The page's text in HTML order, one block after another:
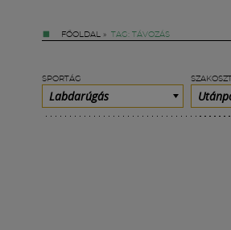
FŐOLDAL » TAG: TÁVOZÁS
SPORTÁG
Labdarúgás